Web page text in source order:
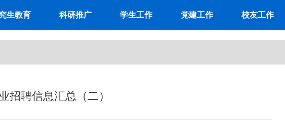
生教育 科研推广 学生工作 党建工作 校友工作
招聘信息汇总（二）